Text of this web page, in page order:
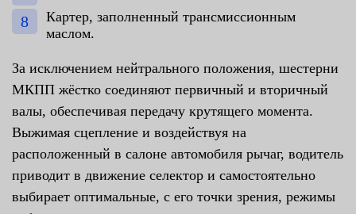
Картер, заполненный трансмиссионным
маслом.
За исключением нейтрального положения, шестерни
МКПП жёстко соединяют первичный и вторичный
валы, обеспечивая передачу крутящего момента.
Выжимая сцепление и воздействуя на
расположенный в салоне автомобиля рычаг, водитель
приводит в движение селектор и самостоятельно
выбирает оптимальные, с его точки зрения, режимы